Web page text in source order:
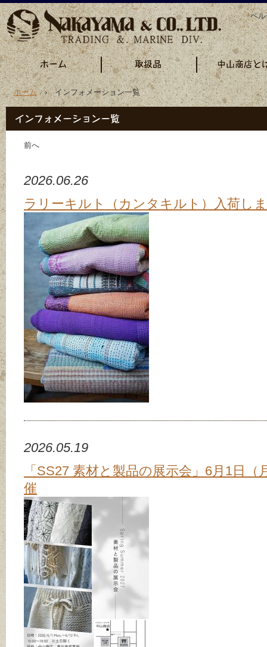
ペ
ホーム› インフォメーション一覧
前へ
2026.06.26
ラリーキルト（カンタキルト）入荷し
2026.05.19
「SS27 素材と製品の展示会」6月1日（
催